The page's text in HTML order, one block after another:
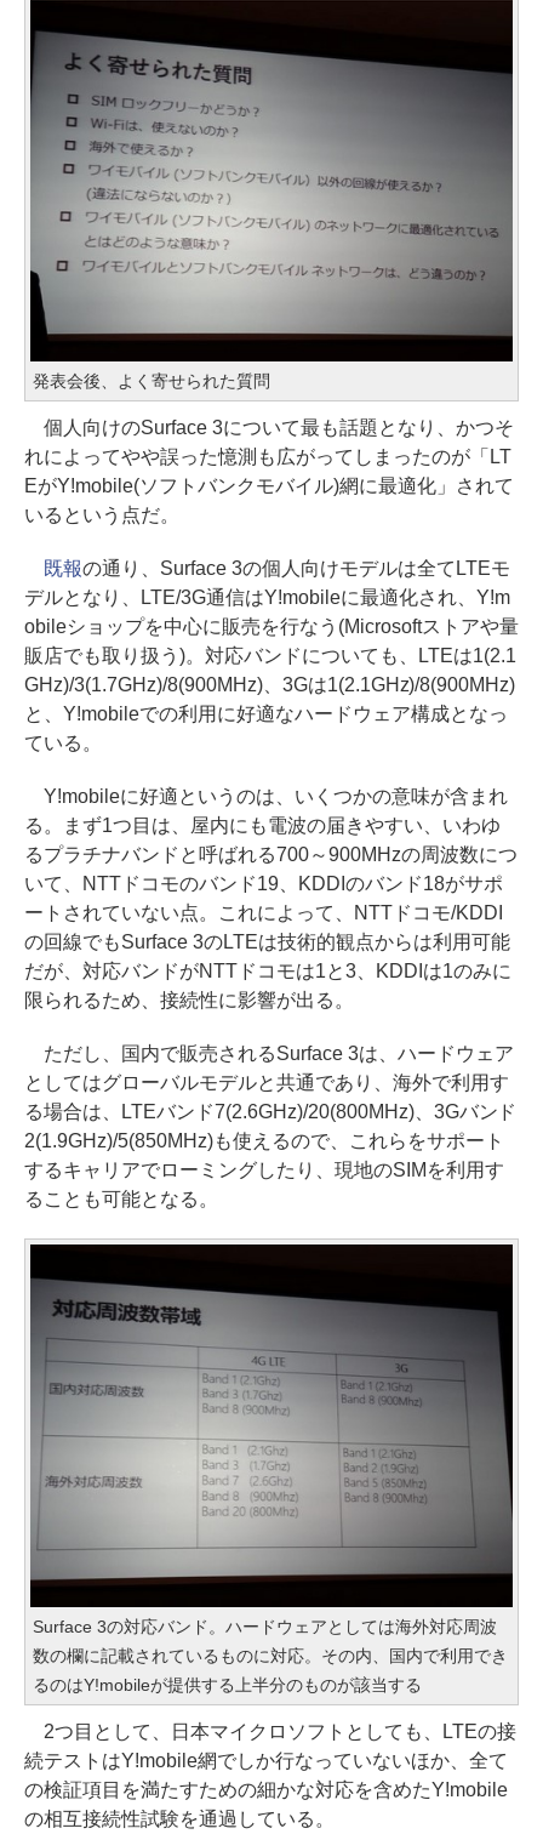
発表会後、よく寄せられた質問
個人向けのSurface 3について最も話題となり、かつそ
れによってやや誤った憶測も広がってしまったのが「LT
EがY!mobile(ソフトバンクモバイル)網に最適化」されて
いるという点だ。
既報の通り、Surface 3の個人向けモデルは全てLTEモ
デルとなり、LTE/3G通信はY!mobileに最適化され、Y!m
obileショップを中心に販売を行なう(Microsoftストアや量
販店でも取り扱う)。対応バンドについても、LTEは1(2.1
GHz)/3(1.7GHz)/8(900MHz)、3Gは1(2.1GHz)/8(900MHz)
と、Y!mobileでの利用に好適なハードウェア構成となっ
ている。
Y!mobileに好適というのは、いくつかの意味が含まれ
る。まず1つ目は、屋内にも電波の届きやすい、いわゆ
るプラチナバンドと呼ばれる700～900MHzの周波数につ
いて、NTTドコモのバンド19、KDDIのバンド18がサポ
ートされていない点。これによって、NTTドコモ/KDDI
の回線でもSurface 3のLTEは技術的観点からは利用可能
だが、対応バンドがNTTドコモは1と3、KDDIは1のみに
限られるため、接続性に影響が出る。
ただし、国内で販売されるSurface 3は、ハードウェア
としてはグローバルモデルと共通であり、海外で利用す
る場合は、LTEバンド7(2.6GHz)/20(800MHz)、3Gバンド
2(1.9GHz)/5(850MHz)も使えるので、これらをサポート
するキャリアでローミングしたり、現地のSIMを利用す
ることも可能となる。
Surface 3の対応バンド。ハードウェアとしては海外対応周波
数の欄に記載されているものに対応。その内、国内で利用でき
るのはY!mobileが提供する上半分のものが該当する
2つ目として、日本マイクロソフトとしても、LTEの接
続テストはY!mobile網でしか行なっていないほか、全て
の検証項目を満たすための細かな対応を含めたY!mobile
の相互接続性試験を通過している。